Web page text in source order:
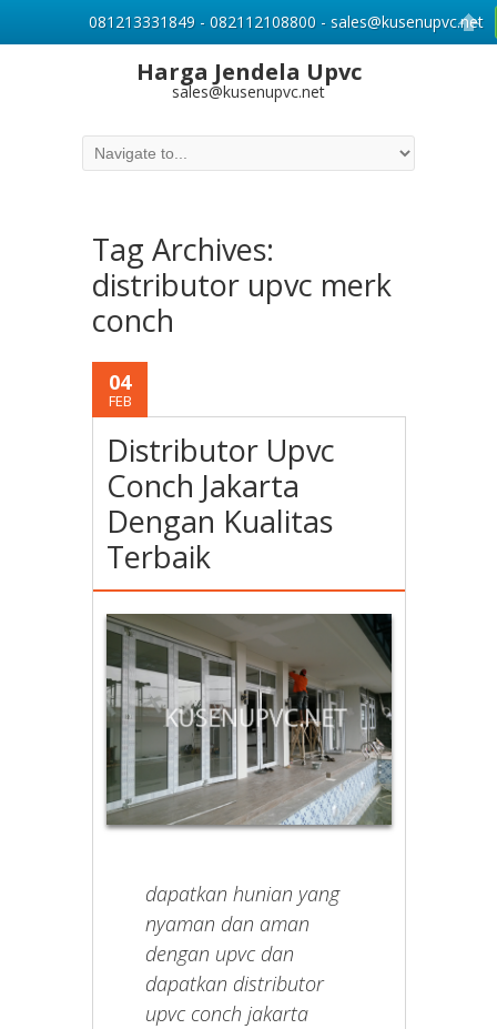
Harga Jendela Upvc
sales@kusenupvc.net
Tag Archives:
distributor upvc merk
conch
04
FEB
Distributor Upvc
Conch Jakarta
Dengan Kualitas
Terbaik
dapatkan hunian yang
nyaman dan aman
dengan upvc dan
dapatkan distributor
upvc conch jakarta
081213331849 - 082112108800 - sales@kusenupvc.net